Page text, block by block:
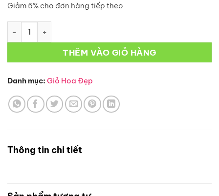
Giảm 5% cho đơn hàng tiếp theo
THÊM VÀO GIỎ HÀNG
Danh mục: Giỏ Hoa Đẹp
Thông tin chi tiết